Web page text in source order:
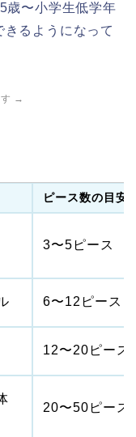
歳〜小学生低学年
るようになって
す →
ピース数の目安
3〜5ピース
6〜12ピース
12〜20ピース
20〜50ピース